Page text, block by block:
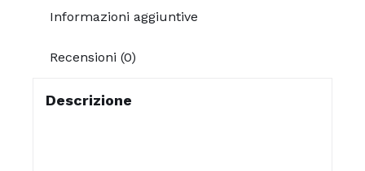
Informazioni aggiuntive
Recensioni (0)
Descrizione